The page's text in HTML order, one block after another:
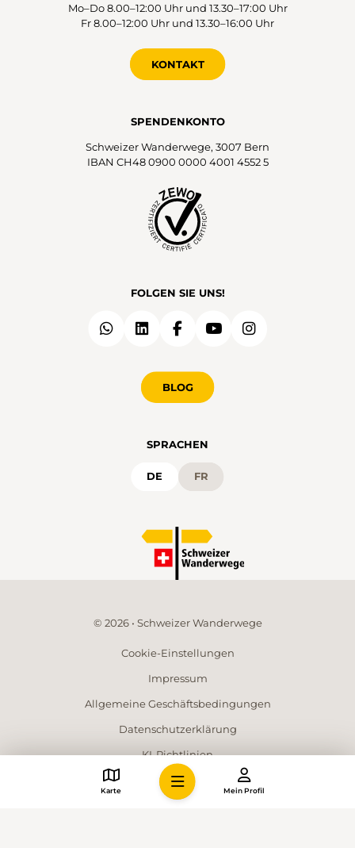
Mo–Do 8.00–12:00 Uhr und 13.30–17:00 Uhr
Fr 8.00–12:00 Uhr und 13.30–16:00 Uhr
KONTAKT
SPENDENKONTO
Schweizer Wanderwege, 3007 Bern
IBAN CH48 0900 0000 4001 4552 5
FOLGEN SIE UNS!
BLOG
SPRACHEN
DE FR
© 2026 • Schweizer Wanderwege
Cookie-Einstellungen
Impressum
Allgemeine Geschäftsbedingungen
Datenschutzerklärung
KI-Richtlinien
Mediadaten
Karte Mein Profil